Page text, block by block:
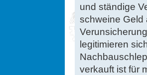
und ständige
schweine Geld
legitimieren
verkauft ist für